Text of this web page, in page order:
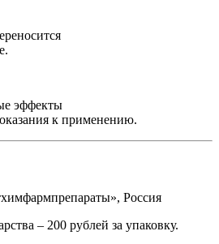
эффекты
к применению.
Россия
– 200 рублей за упаковку.